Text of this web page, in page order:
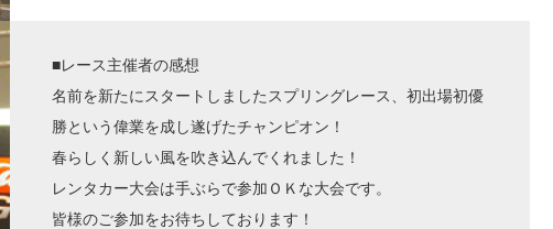
■レース主催者の感想
名前を新たにスタートしましたスプリングレース、初出場初優
勝という偉業を成し遂げたチャンピオン！
春らしく新しい風を吹き込んでくれました！
レンタカー大会は手ぶらで参加ＯＫな大会です。
皆様のご参加をお待ちしております！